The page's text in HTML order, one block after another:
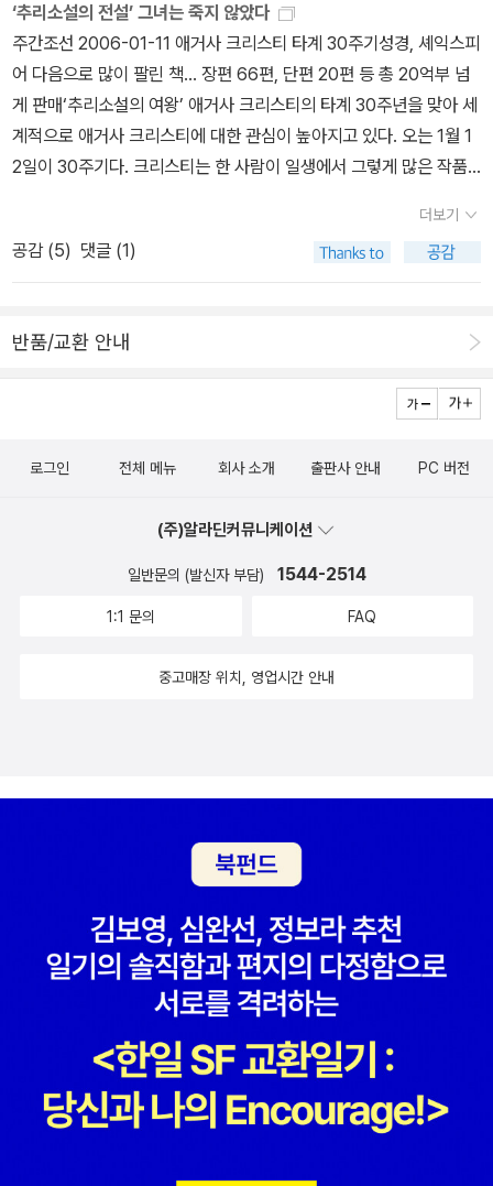
‘추리소설의 전설’ 그녀는 죽지 않았다
주간조선 2006-01-11 애거사 크리스티 타계 30주기성경, 셰익스피
어 다음으로 많이 팔린 책… 장편 66편, 단편 20편 등 총 20억부 넘
게 판매‘추리소설의 여왕’ 애거사 크리스티의 타계 30주년을 맞아 세
계적으로 애거사 크리스티에 대한 관심이 높아지고 있다. 오는 1월 1
2일이 30주기다. 크리스티는 한 사람이 일생에서 그렇게 많은 작품
20편, 희곡 18편, 추리소설이 아닌 일반 소설 6편, 기타 시집과 중동
에서의 체험담, 자서전 등이 그녀의 작품 목록이다. 작품의 양만 놓고
보면 크리스티는 마치 신에게서 ‘많은 작품으로 사람들을 즐겁게 하
스티 여사는 대중성에 관한 한 타의 추종을 불허한다. 그녀의 작품은
셰익스피어보다 14개가 더 많은 103개의 언어로 번역됐고 지금까지
20억부 넘게 팔린 것으로 알려졌다. ‘성경과 셰익스피어의 작품 다음
의 인기는 어디에서 비롯된 것일까? 잔인한 장면 없어도 오싹한 소설
사 크리스티는 ‘구성의 천재’라는 말이 딱 들어맞는 작가”라고 평했
다. 크리스티의 독특하고도 천부적인 재능은 그녀가 기본적인 요소
소들은 공격과 전율을 느끼게 하는 범죄와는 달리 진정한 추리소설의
는 어느 시대의 배경에도 맞는다. 그녀는 특정시간에 제한받지 않는
고 해서 문학작품이 오랫동안 사랑받을 수 있는 것은 아니다. 추리소
설 전문출판사 해문출판사의 이경선 사장은 “크리스티의 추리소설이
디어도 있지만 내면 깊숙한 곳까지 꿰뚫는 인간 본성에 대한 통찰력
이 있기 때문”이라고 말했다. 인간 본성에 관한 문제는 세월이 지나도
공감을 얻어내며, 끊임없이 문제로 대두된다. 특히 그녀의 작품에는
녀의 심리 묘사는 다른 추리소설처럼 분석적이라기보다는 무릎을 탁
칠 수 있는 직관에 충실한 심리묘사라고 할 수 있다. 게다가 각각의 캐
릭터가 살아숨쉬듯 생생하다. 그렇기 때문에 작품의 줄거리를 좇아가
더보기
공감 (5) 댓글 (1)
반품/교환 안내
로그인 전체 메뉴 회사 소개 출판사 안내 PC 버전
(주)알라딘커뮤니케이션
일반문의 (발신자 부담) 1544-2514
1:1 문의 FAQ
중고매장 위치, 영업시간 안내